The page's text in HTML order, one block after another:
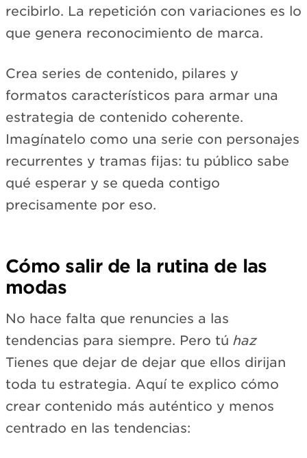
recibirlo. La repetición con variaciones es lo
que genera reconocimiento de marca.
Crea series de contenido, pilares y
formatos característicos para armar una
estrategia de contenido coherente.
Imagínatelo como una serie con personajes
recurrentes y tramas fijas: tu público sabe
qué esperar y se queda contigo
precisamente por eso.
Cómo salir de la rutina de las
modas
No hace falta que renuncies a las
tendencias para siempre. Pero tú haz
Tienes que dejar de dejar que ellos dirijan
toda tu estrategia. Aquí te explico cómo
crear contenido más auténtico y menos
centrado en las tendencias: